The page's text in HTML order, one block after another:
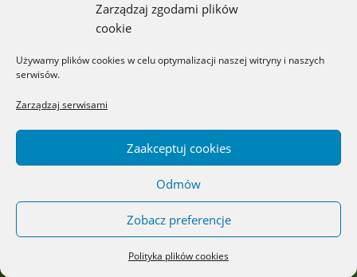
Zarządzaj zgodami plików
cookie
Używamy plików cookies w celu optymalizacji naszej witryny i naszych
serwisów.
Zarządzaj serwisami
Zaakceptuj cookies
Odmów
Zobacz preferencje
Polityka plików cookies
styczeń 2021
wrzesień 2020
czerwiec 2020